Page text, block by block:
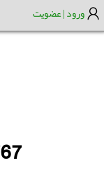
ورود | عضویت